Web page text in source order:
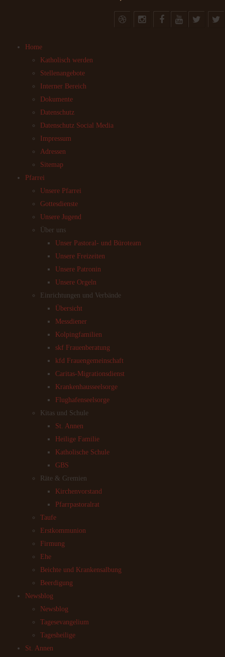
Home
Katholisch werden
Stellenangebote
Interner Bereich
Dokumente
Datenschutz
Datenschutz Social Media
Impressum
Adressen
Sitemap
Pfarrei
Unsere Pfarrei
Gottesdienste
Unsere Jugend
Über uns
Unser Pastoral- und Büroteam
Unsere Freizeiten
Unsere Patronin
Unsere Orgeln
Einrichtungen und Verbände
Übersicht
Messdiener
Kolpingfamilien
skf Frauenberatung
kfd Frauengemeinschaft
Caritas-Migrationsdienst
Krankenhausseelsorge
Flughafenseelsorge
Kitas und Schule
St. Annen
Heilige Familie
Katholische Schule
GBS
Räte & Gremien
Kirchenvorstand
Pfarrpastoralrat
Taufe
Erstkommunion
Firmung
Ehe
Beichte und Krankensalbung
Beerdigung
Newsblog
Newsblog
Tagesevangelium
Tagesheilige
St. Annen